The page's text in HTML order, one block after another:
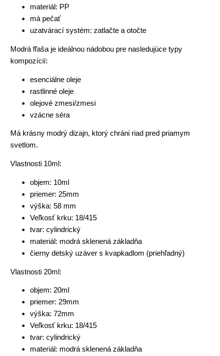
materiál: PP
má pečať
uzatvárací systém: zatlačte a otočte
Modrá fľaša je ideálnou nádobou pre nasledujúce typy
kompozícií:
esenciálne oleje
rastlinné oleje
olejové zmesi/zmesi
vzácne séra
Má krásny modrý dizajn, ktorý chráni riad pred priamym
svetlom.
Vlastnosti 10ml:
objem: 10ml
priemer: 25mm
výška: 58 mm
Veľkosť krku: 18/415
tvar: cylindrický
materiál: modrá sklenená základňa
čierny detský uzáver s kvapkadlom (priehľadný)
Vlastnosti 20ml:
objem: 20ml
priemer: 29mm
výška: 72mm
Veľkosť krku: 18/415
tvar: cylindrický
materiál: modrá sklenená základňa